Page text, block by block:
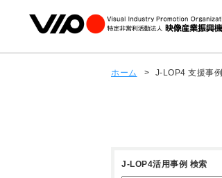
ホーム > J-LOP4 支援事例
J-LOP4活用事例 検索